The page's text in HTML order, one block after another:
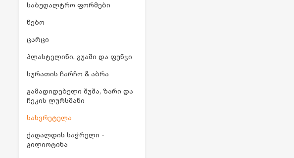
საბუღალტრო ფორმები
წებო
ცარცი
პლასტელინი, გუაში და ფუნჯი
სურათის ჩარჩო & აბრა
გამადიდებელი შუშა, ზარი და
ჩეკის ლურსმანი
სახვრეტელა
ქაღალდის საჭრელი -
გილიოტინა